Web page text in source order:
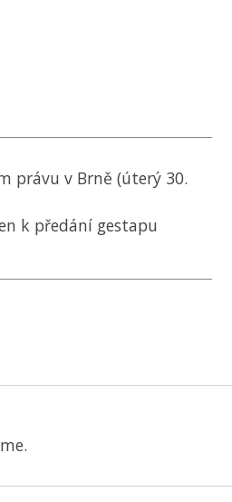
právu v Brně (úterý 30.
k předání gestapu